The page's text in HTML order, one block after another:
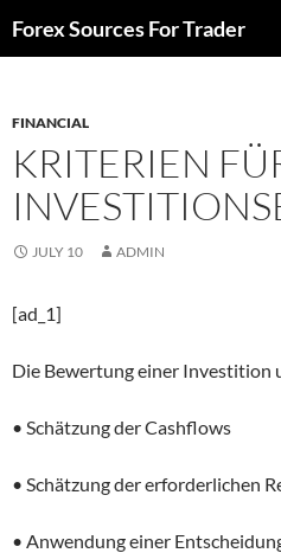
toForex Sources For Trader
FINANCIAL
KRITERIEN
JULY 10 ADMIN
[ad_1]
Die Bewertung einer Investition
• Schätzung der Cashflows
• Schätzung der erforderlichen
• Anwendung einer